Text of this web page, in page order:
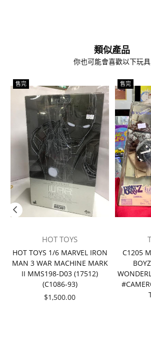
類似產品
你也可能會喜歡以下玩具
售完
HOT TOYS
HOT TOYS 1/6 MARVEL IRON
MAN 3 WAR MACHINE MARK
II MMS198-D03 (17512)
(C1086-93)
價
$1,500.00
售完
C1205